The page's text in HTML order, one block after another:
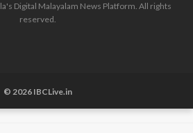
Digital Malayalam News Platform. All rights
reserved.
© 2026 IBCLive.in